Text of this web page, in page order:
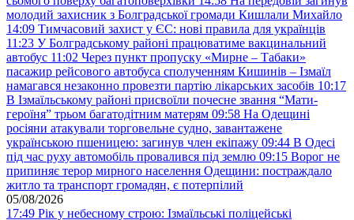
молодий захисник з Болградської громади Кишлали Михайло
14:09 Тимчасовий захист у ЄС: нові правила для українців
11:23 У Болградському районі працюватиме вакцинальний
автобус 11:02 Через пункт пропуску «Мирне – Табаки»
пасажир рейсового автобуса сполученням Кишинів – Ізмаїл
намагався незаконно провезти партію лікарських засобів 10:17
В Ізмаїльському районі присвоїли почесне звання “Мати-
героїня” трьом багатодітним матерям 09:58 На Одещині
росіяни атакували торговельне судно, завантажене
українською пшеницею: загинув член екіпажу 09:44 В Одесі
під час руху автомобіль провалився під землю 09:15 Ворог не
припиняє терор мирного населення Одещини: постраждало
житло та транспорт громадян, є потерпілий
05/08/2026
17:49 Рік у небесному строю: Ізмаїльські поліцейські